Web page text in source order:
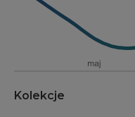
Kolekcje